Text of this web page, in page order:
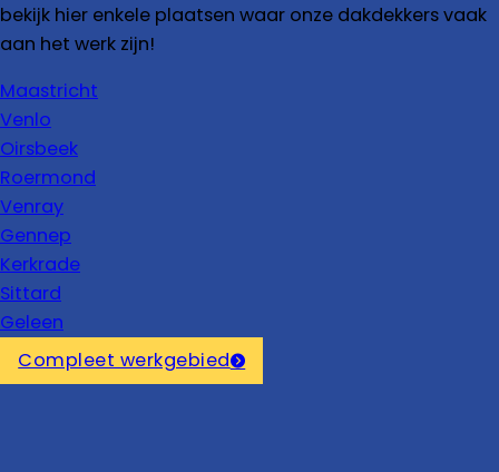
bekijk hier enkele plaatsen waar onze dakdekkers vaak
aan het werk zijn!
Maastricht
Venlo
Oirsbeek
Roermond
Venray
Gennep
Kerkrade
Sittard
Geleen
Compleet werkgebied